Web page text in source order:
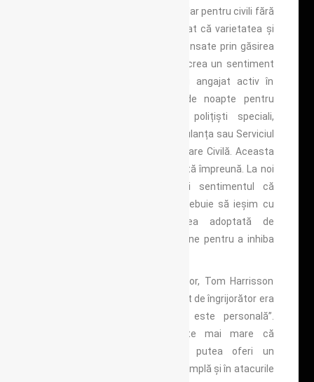
hotărârii (cunoscută de militari). Iar pentru civili fără
o identitate comună, el a sugerat că varietatea și
diferențele lor ar putea fi compensate prin găsirea
unor roluri practice pentru a le crea un sentiment
comun de scop. Oamenii s-au angajat activ în
propria apărare – gardieni de noapte pentru
prevenirea atacurilor aeriene, polițiști speciali,
supraveghetori de incendii, ambulanța sau Serviciul
Voluntar al Femeilor pentru Apărare Civilă. Aceasta
a generat sentimentul că se luptă împreună. La noi
a fost distanțarea socială și sentimentul că
„suntem cu toții împreună și trebuie să ieșim cu
toții împreună”, îmbrăcămintea adoptată de
membrii comunității și de guverne pentru a inhiba
Vorbind despre moralul oamenilor, Tom Harrisson
(1940), antropolog, amintește cât de îngrijorător era
să simți că „fiecare bombă este personală”.
Sentimentul dintr-o comunitate mai mare că
împărtășind aceleași pericole putea oferi un
sentiment de liniște. Cum se întâmplă și în atacurile